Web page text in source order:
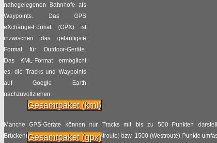
vonRadpilot.de
21.07
2014
Impressionen von der
NRW-Radtour 2014
vonRadpilot.de
20.07
2014
Hitzeschlacht am
Haarstrang
vonRadpilot.de
nahegelegenen Bahnhöfe als
Waypoints. Das GPS
eXchange-Format (GPX) ist
inzwischen das geläufigste
Format für Outdoor-Geräte.
Das KML-Format ermöglicht
es, die Tracks und Waypoints
auf Google Earth
nachzuvollziehen.
Gesamtpaket (kml)
Manche GPS-Geräte können nur Tracks mit bis zu 500 Punkten
Brückenradweges mehr als 1000 (Ostroute) bzw. 1500 (Westroute) Punkte
Gesamtpaket (gpx)